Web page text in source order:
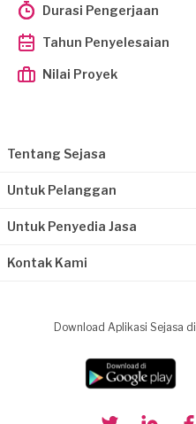
Durasi Pengerjaan
Tahun Penyelesaian
Nilai Proyek
Tentang Sejasa
Untuk Pelanggan
Untuk Penyedia Jasa
Kontak Kami
Download Aplikasi Sejasa di